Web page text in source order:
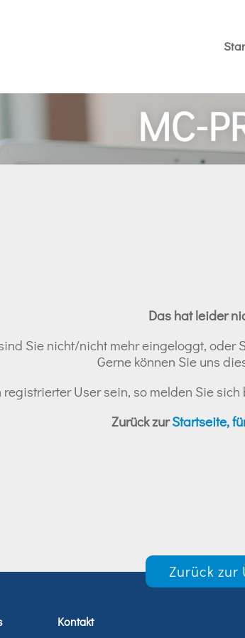
Das hat leider
Sie nicht/nicht mehr eingeloggt, oder
Gerne können Sie uns
registrierter User sein, so melden Sie
Zurück zurStartseite,
Zurück zur
Kontakt